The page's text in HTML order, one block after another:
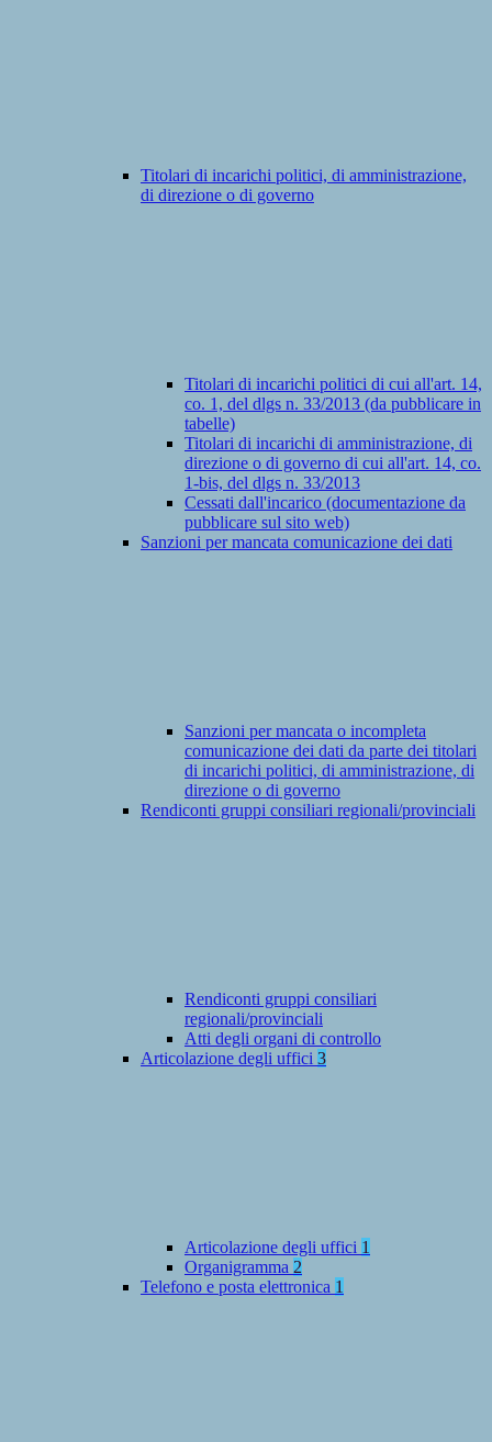
Titolari di incarichi politici, di amministrazione,
di direzione o di governo
Titolari di incarichi politici di cui all'art. 14,
co. 1, del dlgs n. 33/2013 (da pubblicare in
tabelle)
Titolari di incarichi di amministrazione, di
direzione o di governo di cui all'art. 14, co.
1-bis, del dlgs n. 33/2013
Cessati dall'incarico (documentazione da
pubblicare sul sito web)
Sanzioni per mancata comunicazione dei dati
Sanzioni per mancata o incompleta
comunicazione dei dati da parte dei titolari
di incarichi politici, di amministrazione, di
direzione o di governo
Rendiconti gruppi consiliari regionali/provinciali
Rendiconti gruppi consiliari
regionali/provinciali
Atti degli organi di controllo
Articolazione degli uffici 3
Articolazione degli uffici 1
Organigramma 2
Telefono e posta elettronica 1